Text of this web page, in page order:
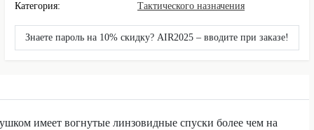
Категория:
Тактического назначения
Знаете пароль на 10% скидку? AIR2025 – вводите при заказе!
имеет вогнутые линзовидные спуски более чем на